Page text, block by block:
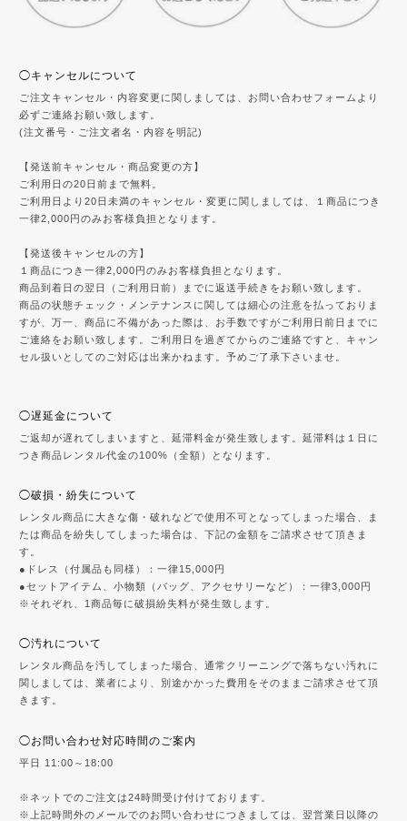
◯キャンセルについて
ご注文キャンセル・内容変更に関しましては、お問い合わせフォームより
必ずご連絡お願い致します。
(注文番号・ご注文者名・内容を明記)
【発送前キャンセル・商品変更の方】
ご利用日の20日前まで無料。
ご利用日より20日未満のキャンセル・変更に関しましては、１商品につき
一律2,000円のみお客様負担となります。
【発送後キャンセルの方】
１商品につき一律2,000円のみお客様負担となります。
商品到着日の翌日（ご利用日前）までに返送手続きをお願い致します。
商品の状態チェック・メンテナンスに関しては細心の注意を払っておりま
すが、万一、商品に不備があった際は、お手数ですがご利用日前日までに
ご連絡をお願い致します。ご利用日を過ぎてからのご連絡ですと、キャン
セル扱いとしてのご対応は出来かねます。予めご了承下さいませ。
◯遅延金について
ご返却が遅れてしまいますと、延滞料金が発生致します。延滞料は１日に
つき商品レンタル代金の100%（全額）となります。
◯破損・紛失について
レンタル商品に大きな傷・破れなどで使用不可となってしまった場合、ま
たは商品を紛失してしまった場合は、下記の金額をご請求させて頂きま
す。
●ドレス（付属品も同様）：一律15,000円
●セットアイテム、小物類（バッグ、アクセサリーなど）：一律3,000円
※それぞれ、1商品毎に破損紛失料が発生致します。
◯汚れについて
レンタル商品を汚してしまった場合、通常クリーニングで落ちない汚れに
関しましては、業者により、別途かかった費用をそのままご請求させて頂
きます。
◯お問い合わせ対応時間のご案内
平日 11:00～18:00
※ネットでのご注文は24時間受け付けております。
※上記時間外のメールでのお問い合わせにつきましては、翌営業日以降の